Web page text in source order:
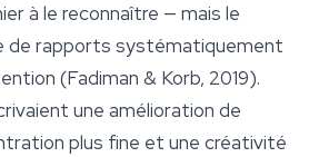
à le reconnaître — mais le
de rapports systématiquement
(Fadiman & Korb, 2019).
une amélioration de
plus fine et une créativité